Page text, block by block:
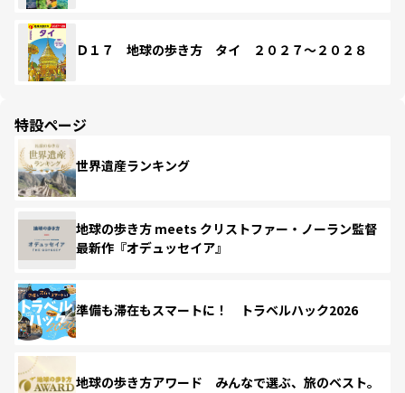
Ｄ１７ 地球の歩き方 タイ ２０２７～２０２８
特設ページ
世界遺産ランキング
地球の歩き方 meets クリストファー・ノーラン監督
最新作『オデュッセイア』
準備も滞在もスマートに！ トラベルハック2026
地球の歩き方アワード みんなで選ぶ、旅のベスト。